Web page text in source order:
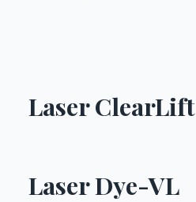
Laser ClearLift
Laser Dye-VL